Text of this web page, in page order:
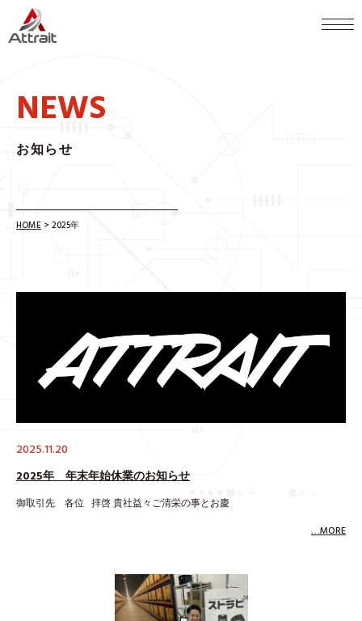
NEWS
お知らせ
HOME > 2025年
2025.11.20
2025年 年末年始休業のお知らせ
御取引先 各位 拝啓 貴社益々ご清栄の事とお慶
…MORE